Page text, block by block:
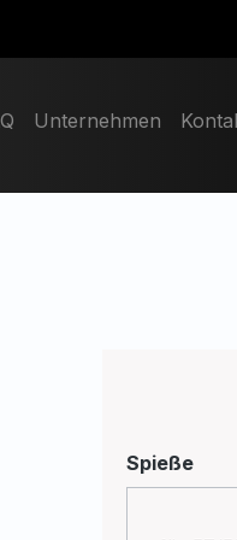
Unternehmen
Spieße